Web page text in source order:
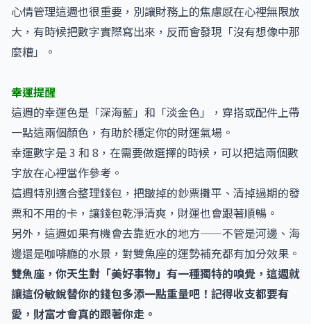
心情管理這週也很重要，別讓財務上的焦慮感在心裡無限放
大，有時候把數字實際寫出來，反而會發現「沒有想像中那
麼糟」。
幸運提醒
這週的幸運色是「深海藍」和「淡金色」，穿搭或配件上帶
一點這兩個顏色，有助於穩定你的財運氣場。
幸運數字是 3 和 8，在需要做選擇的時候，可以把這兩個數
字放在心裡當作參考。
這週特別適合整理錢包，把皺掉的鈔票攤平、清掉過期的發
票和不用的卡，讓錢包乾淨清爽，財運也會跟著順暢。
另外，這週如果有機會去靠近水的地方——不管是河邊、海
邊還是咖啡廳的水景，對雙魚座的運勢補充都有加分效果。
雙魚座，你天生對「美好事物」有一種獨特的嗅覺，這週就
讓這份敏銳替你的錢包多添一點重量吧！記得收支都要有
愛，財富才會真的跟著你走。